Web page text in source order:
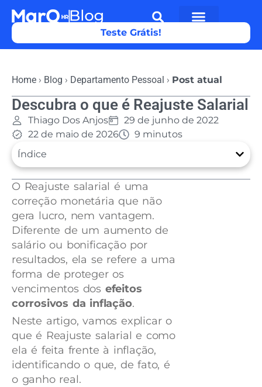
Teste Grátis!
Home › Blog › Departamento Pessoal › Post atual
Descubra o que é Reajuste Salarial
Thiago Dos Anjos
29 de junho de 2022
22 de maio de 2026
9 minutos
Índice
O Reajuste salarial é uma
correção monetária que não
gera lucro, nem vantagem.
Diferente de um aumento de
salário ou bonificação por
resultados, ela se refere a uma
forma de proteger os
vencimentos dos efeitos
corrosivos da inflação.
Neste artigo, vamos explicar o
que é Reajuste salarial e como
ela é feita frente à inflação,
identificando o que, de fato, é
o ganho real.